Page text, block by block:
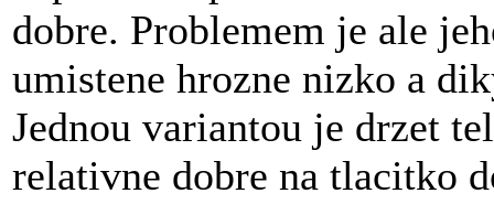
dobre. Problemem je ale
umistene hrozne nizko a
Jednou variantou je drzet
relativne dobre na tlacitko